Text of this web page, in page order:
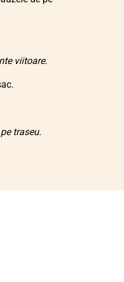
viitoare.
traseu.